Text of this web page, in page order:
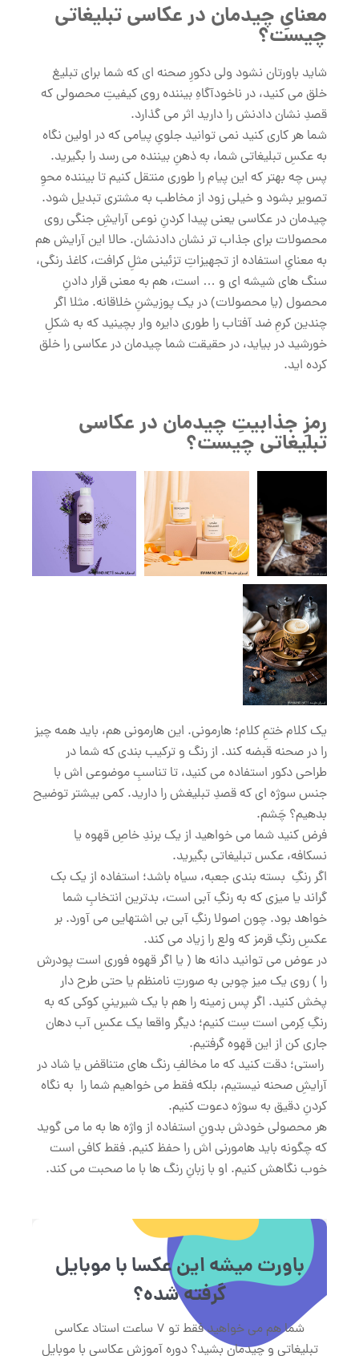
معنایِ چیدمان در عکاسی تبلیغاتی
چیست؟
شاید باورتان نشود ولی دکورِ صحنه ای که شما برای تبلیغ
خلق می کنید، در ناخودآگاهِ بیننده روی کیفیتِ محصولی که
قصدِ نشان دادنش را دارید اثر می گذارد.
شما هر کاری کنید نمی توانید جلویِ پیامی که در اولین نگاه
به عکسِ تبلیغاتی شما، به ذهنِ بیننده می رسد را بگیرید.
پس چه بهتر که این پیام را طوری منتقل کنیم تا بیننده محوِ
تصویر بشود و خیلی زود از مخاطب به مشتری تبدیل شود.
چیدمان در عکاسی یعنی پیدا کردنِ نوعی آرایشِ جنگی روی
محصولات برای جذاب تر نشان دادنشان. حالا این آرایش هم
به معنایِ استفاده از تجهیزاتِ تزئینی مثلِ کرافت، کاغذ رنگی،
سنگ های شیشه ای و … است، هم به معنی قرار دادنِ
محصول (یا محصولات) در یک پوزیشنِ خلاقانه. مثلا اگر
چندین کرمِ ضد آفتاب را طوری دایره وار بچینید که به شکلِ
خورشید در بیاید، در حقیقت شما چیدمان در عکاسی را خلق
کرده اید.
رمزِ جذابیتِ چیدمان در عکاسی
تبلیغاتی چیست؟
یک کلام ختمِ کلام؛ هارمونی. این هارمونی هم، باید همه چیز
را در صحنه قبضه کند. از رنگ و ترکیب بندی که شما در
طراحی دکور استفاده می کنید، تا تناسبِ موضوعی اش با
جنس سوژه ای که قصدِ تبلیغش را دارید. کمی بیشتر توضیح
بدهیم؟ چَشم.
فرض کنید شما می خواهید از یک برندِ خاصِ قهوه یا
نسکافه، عکس تبلیغاتی بگیرید.
اگر رنگِ بسته بندی جعبه، سیاه باشد؛ استفاده از یک بک
گراند یا میزی که به رنگِ آبی است، بدترین انتخابِ شما
خواهد بود. چون اصولا رنگِ آبی بی اشتهایی می آورد. بر
عکسِ رنگِ قرمز که ولع را زیاد می کند.
در عوض می توانید دانه ها ( یا اگر قهوه فوری است پودرش
را ) روی یک میز چوبی به صورتِ نامنظم یا حتی طرح دار
پخش کنید. اگر پس زمینه را هم با یک شیرینیِ کوکی که به
رنگِ کِرمی است سِت کنیم؛ دیگر واقعا یک عکسِ آب دهان
جاری کن از این قهوه گرفتیم.
راستی؛ دقت کنید که ما مخالفِ رنگ های متناقض یا شاد در
آرایشِ صحنه نیستیم، بلکه فقط می خواهیم شما را به نگاه
کردنِ دقیق به سوژه دعوت کنیم.
هر محصولی خودش بدونِ استفاده از واژه ها به ما می گوید
که چگونه باید هامورنی اش را حفظ کنیم. فقط کافی است
خوب نگاهش کنیم. او با زبانِ رنگ ها با ما صحبت می کند.
باورت میشه این عکسا با موبایل
گرفته شده؟
شما هم می خواهید فقط تو 7 ساعت استاد عکاسی
تبلیغاتی و چیدمان بشید؟ دوره آموزش عکاسی با موبایل